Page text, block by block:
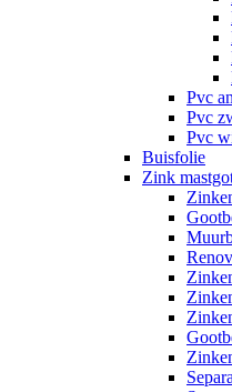
Pvc
Pvc
Pvc
Buisfolie
Zink